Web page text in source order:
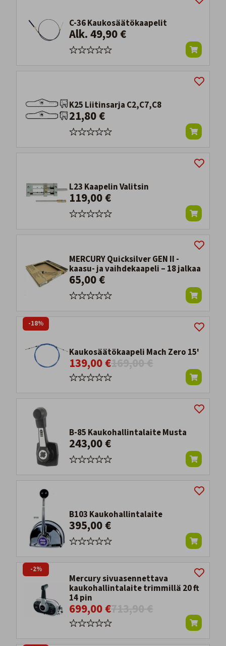
C-36 Kaukosäätökaapelit
Alk. 49,90 €
K25 Liitinsarja C2,C7,C8
21,80 €
L23 Kaapelin Valitsin
119,00 €
MERCURY Quicksilver GEN II -
kaasu- ja vaihdekaapeli – 18 jalkaa
65,00 €
Kaukosäätökaapeli Mach Zero 15'
139,00 €
-18%
B-85 Kaukohallintalaite Musta
243,00 €
B103 Kaukohallintalaite
395,00 €
Mercury sivuasennettava
kaukohallintalaite trimmillä 20 ft
14 pin
699,00 €
-2%